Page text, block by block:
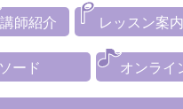
講師紹介 レッスン案内
ード オンライ